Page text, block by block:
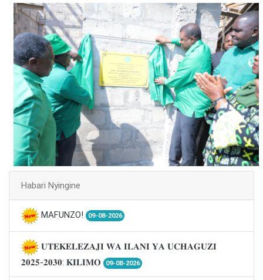
Habari Nyingine
MAFUNZO! 09-08-2026
𝐔𝐓𝐄𝐊𝐄𝐋𝐄𝐙𝐀𝐉𝐈 𝐖𝐀 𝐈𝐋𝐀𝐍𝐈 𝐘𝐀 𝐔𝐂𝐇𝐀𝐆𝐔𝐙𝐈
𝟐𝟎𝟐𝟓-𝟐𝟎𝟑𝟎: 𝐊𝐈𝐋𝐈𝐌𝐎
09-08-2026